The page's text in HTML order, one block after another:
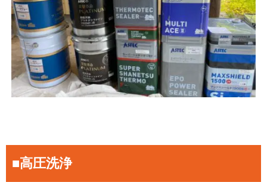
■高圧洗浄